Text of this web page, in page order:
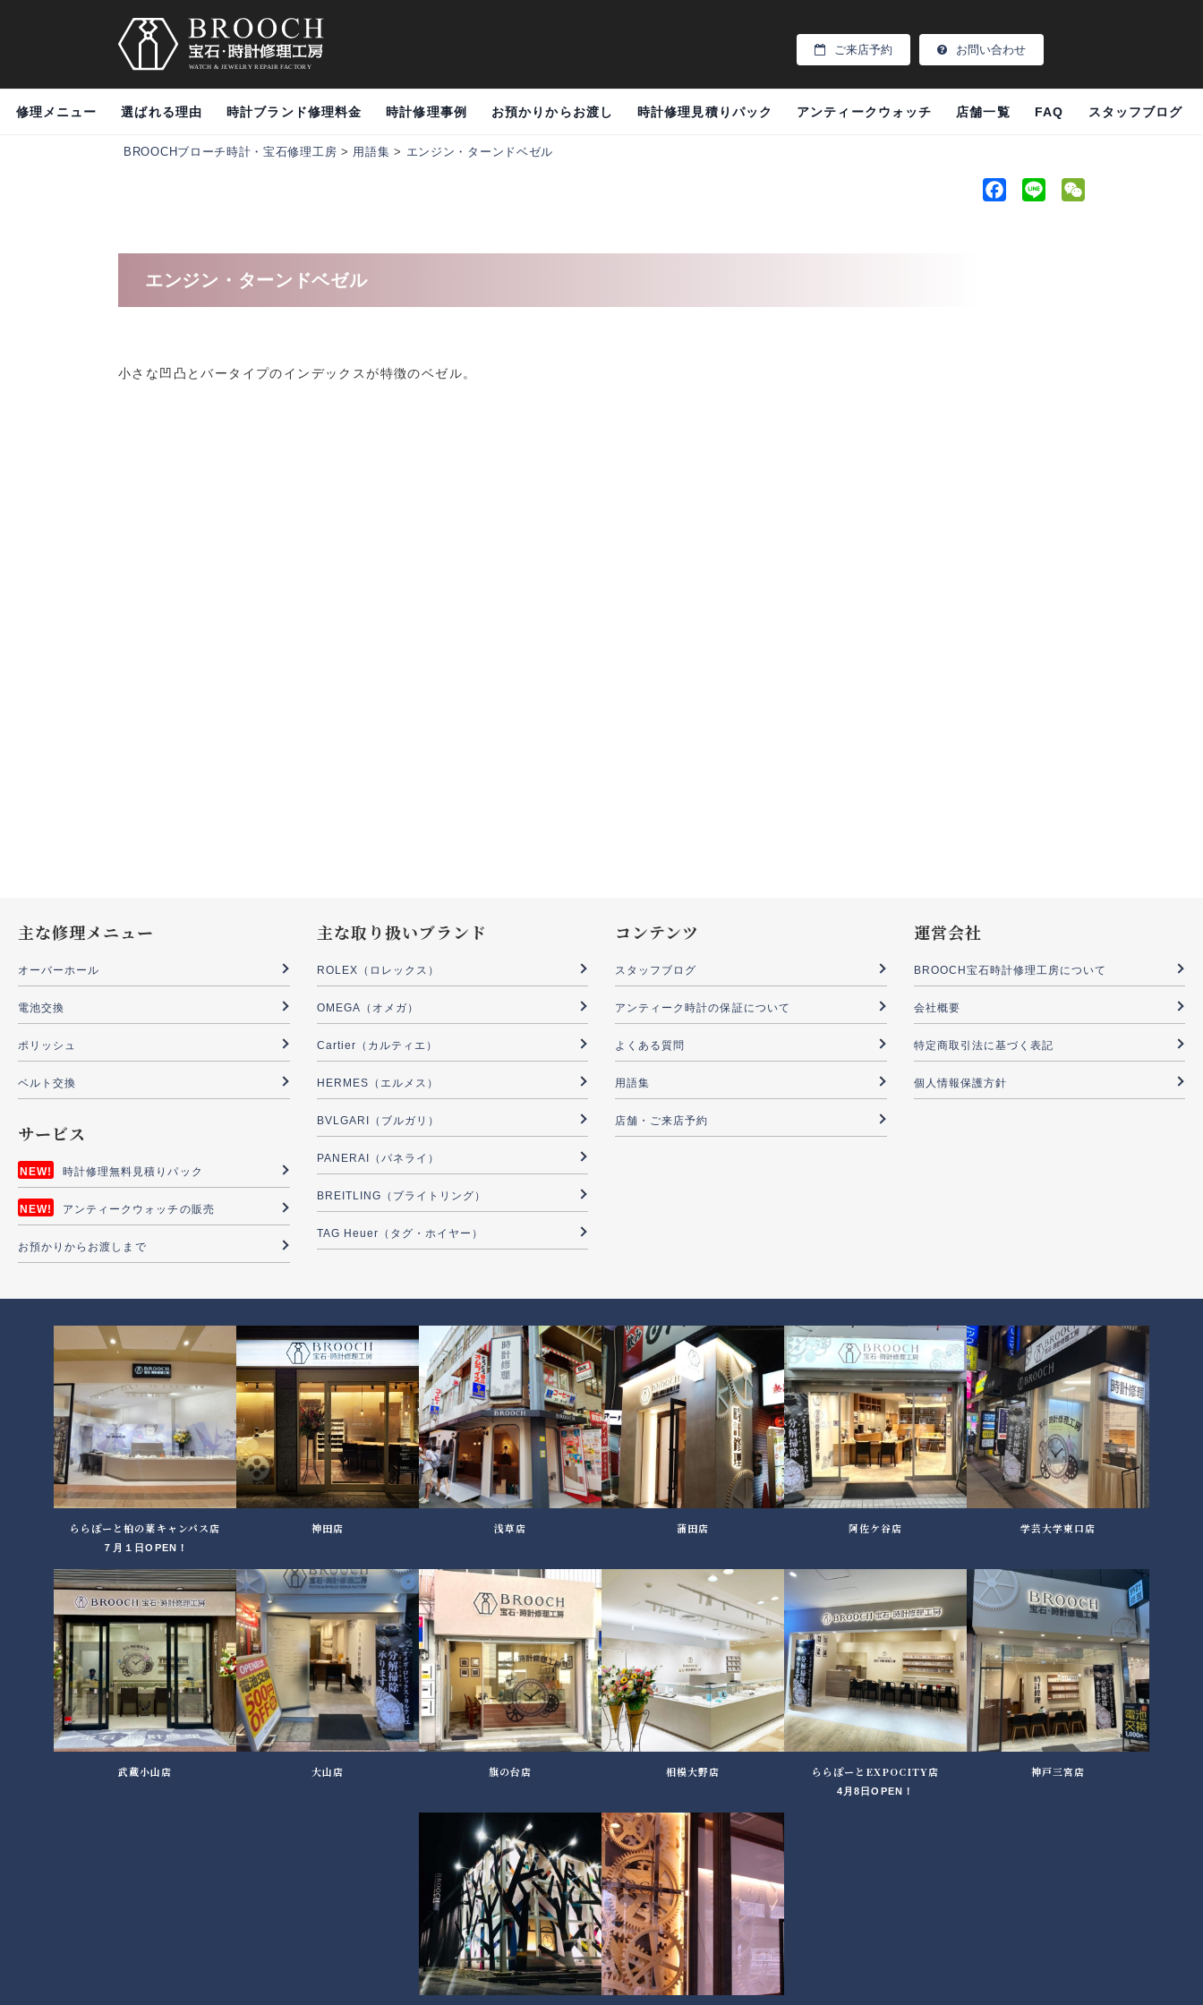
ご来店予約 お問い合わせ
修理メニュー 選ばれる理由 時計ブランド修理料金 時計修理事例 お預かりからお渡し 時計修理見積りパック アンティークウォッチ 店舗一覧 FAQ スタッフブログ
BROOCHブローチ時計・宝石修理工房 > 用語集 > エンジン・ターンドベゼル
エンジン・ターンドベゼル
小さな凹凸とバータイプのインデックスが特徴のベゼル。
主な修理メニュー
オーバーホール
電池交換
ポリッシュ
ベルト交換
サービス
時計修理無料見積りパック
アンティークウォッチの販売
お預かりからお渡しまで
主な取り扱いブランド
ROLEX（ロレックス）
OMEGA（オメガ）
Cartier（カルティエ）
HERMES（エルメス）
BVLGARI（ブルガリ）
PANERAI（パネライ）
BREITLING（ブライトリング）
TAG Heuer（タグ・ホイヤー）
コンテンツ
スタッフブログ
アンティーク時計の保証について
よくある質問
用語集
店舗・ご来店予約
運営会社
BROOCH宝石時計修理工房について
会社概要
特定商取引法に基づく表記
個人情報保護方針
ららぽーと柏の葉キャンパス店
７月１日OPEN！
神田店 浅草店 蒲田店 阿佐ケ谷店 学芸大学東口店
武蔵小山店 大山店 旗の台店 相模大野店 ららぽーとEXPOCITY店
4月8日OPEN！
神戸三宮店